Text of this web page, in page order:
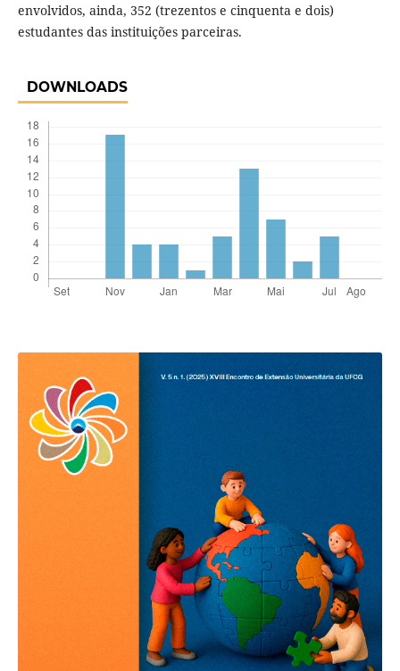
envolvidos, ainda, 352 (trezentos e cinquenta e dois)
estudantes das instituições parceiras.
DOWNLOADS